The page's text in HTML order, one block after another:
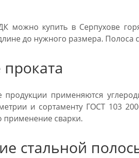
можно купить в Серпухове
до нужного размера. Полоса
продукции применяются
и сортаменту ГОСТ 103
применение сварки.
стальной